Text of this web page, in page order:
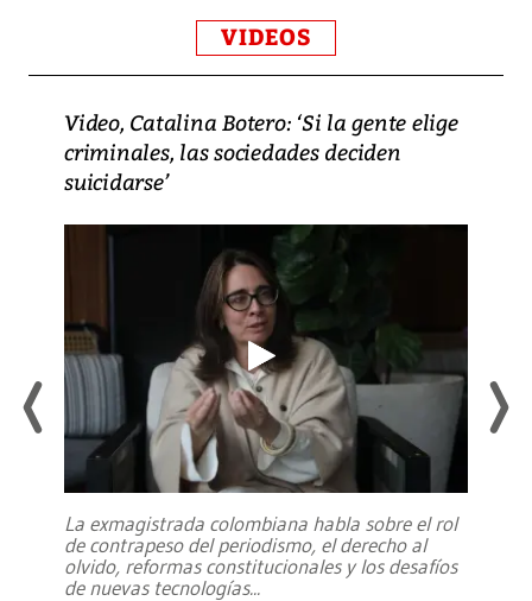
VIDEOS
Video, Catalina Botero: ‘Si la gente elige
criminales, las sociedades deciden
suicidarse’
La exmagistrada colombiana habla sobre el rol
de contrapeso del periodismo, el derecho al
olvido, reformas constitucionales y los desafíos
de nuevas tecnologías...